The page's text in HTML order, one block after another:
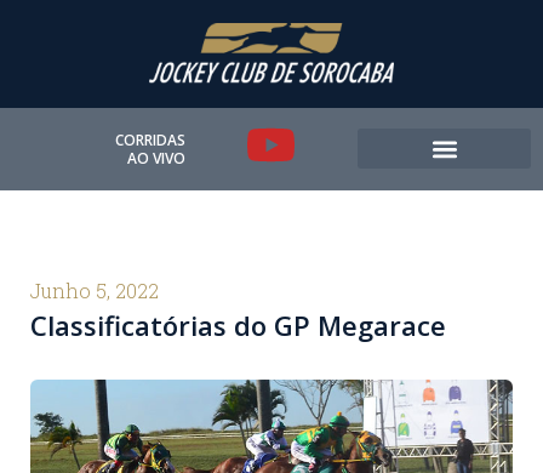
CORRIDAS
AO VIVO
Y
o
u
b
e
Junho 5, 2022
Classificatórias do GP Megarace